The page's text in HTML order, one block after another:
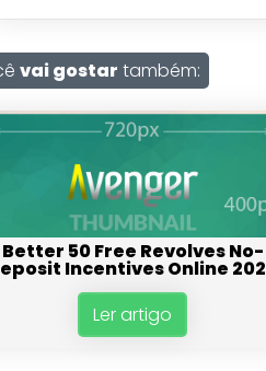
vai gostar também:
Better 50 Free Revolves No-
Incentives Online
Ler artigo